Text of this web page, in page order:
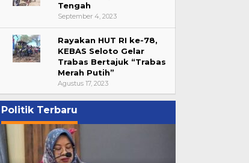
Tengah
September 4, 2023
Rayakan HUT RI ke-78,
KEBAS Seloto Gelar
Trabas Bertajuk “Trabas
Merah Putih”
Agustus 17, 2023
Politik Terbaru